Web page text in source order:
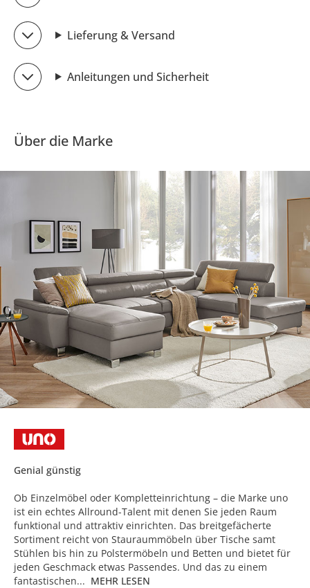
Lieferung & Versand
Anleitungen und Sicherheit
Über die Marke
Genial günstig
Ob Einzelmöbel oder Kompletteinrichtung – die Marke uno
ist ein echtes Allround-Talent mit denen Sie jeden Raum
funktional und attraktiv einrichten. Das breitgefächerte
Sortiment reicht von Stauraummöbeln über Tische samt
Stühlen bis hin zu Polstermöbeln und Betten und bietet für
jeden Geschmack etwas Passendes. Und das zu einem
fantastischen... MEHR LESEN